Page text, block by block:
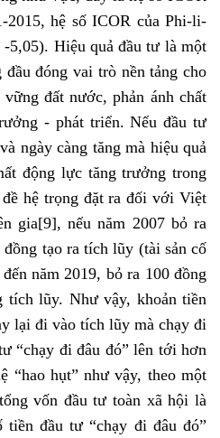
2015, hệ số ICOR của Phi-li-
5,05). Hiệu quả đầu tư là một
đóng vai trò nền tảng cho
đất nước, phản ánh chất
- phát triển. Nếu đầu tư
ngày càng tăng mà hiệu quả
động lực tăng trưởng trong
hệ trọng đặt ra đối với Việt
gia[9], nếu năm 2007 bỏ ra
tạo ra tích lũy (tài sản cố
năm 2019, bỏ ra 100 đồng
tích lũy. Như vậy, khoản tiền
lại đi vào tích lũy mà chạy đi
“chạy đi đâu đó” lên tới hơn
“hao hụt” như vậy, theo một
vốn đầu tư toàn xã hội là
đầu tư “chạy đi đâu đó”